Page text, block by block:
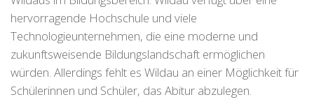
hervorragende Hochschule und viele
Technologieunternehmen, die eine moderne und
zukunftsweisende Bildungslandschaft ermöglichen
würden. Allerdings fehlt es Wildau an einer Möglichkeit für
Schülerinnen und Schüler, das Abitur abzulegen.